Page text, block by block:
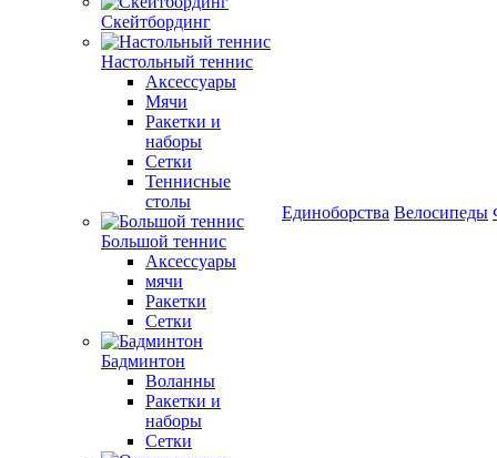
Скейтбординг
Настольный теннис
Аксессуары
Мячи
Ракетки и
наборы
Сетки
Теннисные
столы
Большой теннис
Аксессуары
мячи
Ракетки
Сетки
Бадминтон
Воланны
Ракетки и
наборы
Сетки
Единоборства Велосипеды